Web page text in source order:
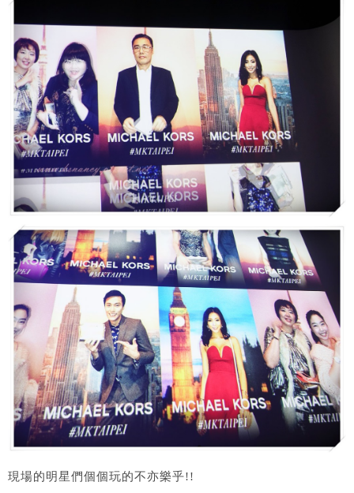
現場的明星們個個玩的不亦樂乎!!